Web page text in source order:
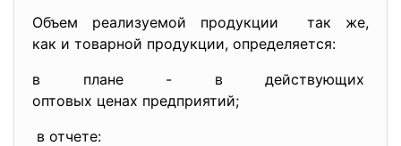
Объем реализуемой продукции так же,
как и товарной продукции, определяется:
в плане - в действующих
оптовых ценах предприятий;
в отчете: